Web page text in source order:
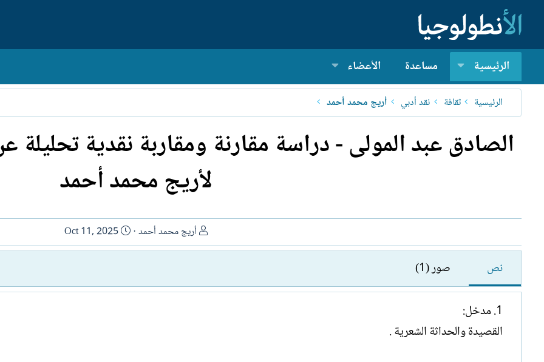
الرئيسية مساعدة الأعضاء
الرئيسية ثقافة نقد أدبي أريج محمد أحمد
الصادق عبد المولى - دراسة مقارنة ومقاربة نقدية
لأريج محمد أحمد
ا
ل
ت
أريج محمد أحمد
ت
ا
خ
Oct 11, 2025
نص صور (1)
1. مدخل:
القصيدة والحداثة الشعرية .